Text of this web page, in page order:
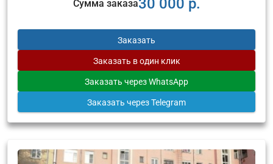
Сумма заказа30 000 р.
Заказать
Заказать в один клик
Заказать через WhatsApp
Заказать через Telegram